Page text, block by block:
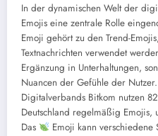
In der dynamischen Welt der
Emojis eine zentrale Rolle
Emoji gehört zu den Trend-
Textnachrichten verwendet
Ergänzung in Unterhaltungen,
Nuancen der Gefühle der
Digitalverbands Bitkom nutzen
Deutschland regelmäßig Emojis,
Das
Emoji kann